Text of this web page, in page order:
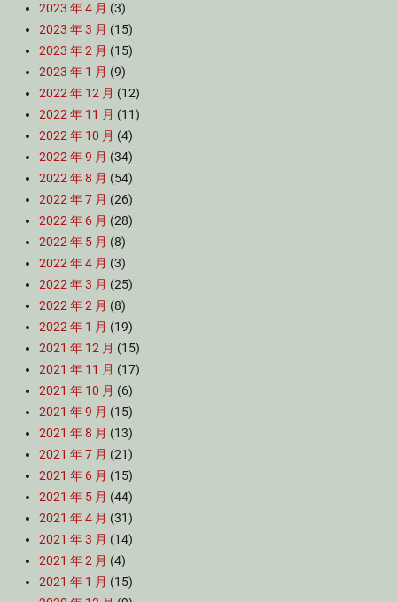
2023 年 4 月 (3)
2023 年 3 月 (15)
2023 年 2 月 (15)
2023 年 1 月 (9)
2022 年 12 月 (12)
2022 年 11 月 (11)
2022 年 10 月 (4)
2022 年 9 月 (34)
2022 年 8 月 (54)
2022 年 7 月 (26)
2022 年 6 月 (28)
2022 年 5 月 (8)
2022 年 4 月 (3)
2022 年 3 月 (25)
2022 年 2 月 (8)
2022 年 1 月 (19)
2021 年 12 月 (15)
2021 年 11 月 (17)
2021 年 10 月 (6)
2021 年 9 月 (15)
2021 年 8 月 (13)
2021 年 7 月 (21)
2021 年 6 月 (15)
2021 年 5 月 (44)
2021 年 4 月 (31)
2021 年 3 月 (14)
2021 年 2 月 (4)
2021 年 1 月 (15)